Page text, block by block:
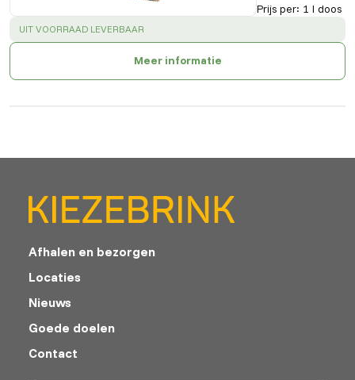
Prijs per: 1 l doos
SUCCESS:
UIT VOORRAAD LEVERBAAR
Meer informatie
Afhalen en bezorgen
Locaties
Nieuws
Goede doelen
Contact